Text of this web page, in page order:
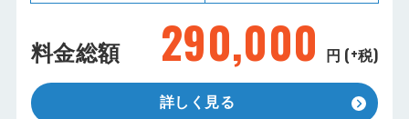
料金総額 290,000 円 (+税)
詳しく見る